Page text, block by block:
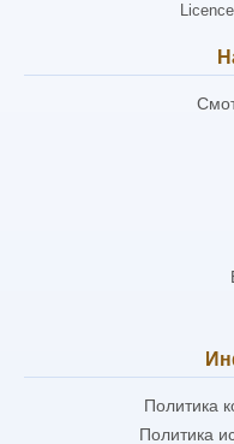
Политика
Политика